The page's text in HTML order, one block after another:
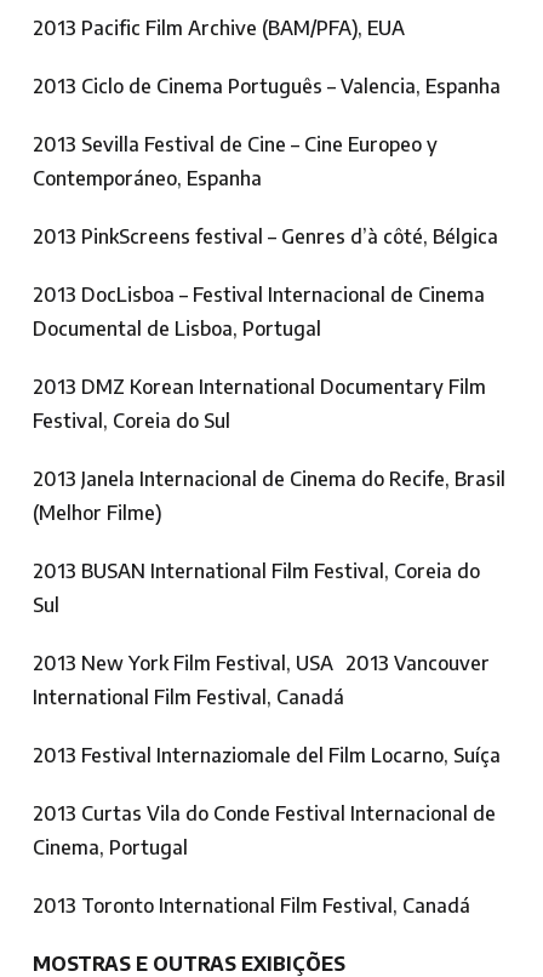
2013 Pacific Film Archive (BAM/PFA), EUA
2013 Ciclo de Cinema Português – Valencia, Espanha
2013 Sevilla Festival de Cine – Cine Europeo y
Contemporáneo, Espanha
2013 PinkScreens festival – Genres d’à côté, Bélgica
2013 DocLisboa – Festival Internacional de Cinema
Documental de Lisboa, Portugal
2013 DMZ Korean International Documentary Film
Festival, Coreia do Sul
2013 Janela Internacional de Cinema do Recife, Brasil
(Melhor Filme)
2013 BUSAN International Film Festival, Coreia do
Sul
2013 New York Film Festival, USA 2013 Vancouver
International Film Festival, Canadá
2013 Festival Internaziomale del Film Locarno, Suíça
2013 Curtas Vila do Conde Festival Internacional de
Cinema, Portugal
2013 Toronto International Film Festival, Canadá
MOSTRAS E OUTRAS EXIBIÇÕES